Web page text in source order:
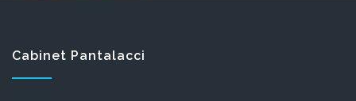
Cabinet Pantalacci